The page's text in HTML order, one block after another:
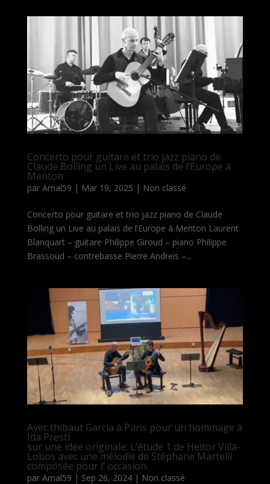
Concerto pour guitare et trio jazz piano de
Claude Bolling un Live au palais de l’Europe à
Menton
par Amal59 | Mar 19, 2025 | Non classé
Concerto pour guitare et trio jazz piano de Claude
Bolling un Live au palais de l’Europe à Menton Laurent
Blanquart – guitare Philippe Giroud – piano Philippe
Brassoud – contrebasse Pierre Andreis –...
Avec thibaut Garcia à Paris pour un hommage à
Ida Presti
sur une idée originale: L’étude 1 de Heitor Villa-
Lobos avec une mélodie de Stéphane Martelli
composée pour l’ occasion.
par Amal59 | Sep 26, 2024| Non classé